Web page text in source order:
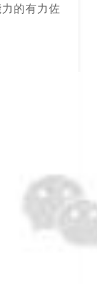
的有力佐